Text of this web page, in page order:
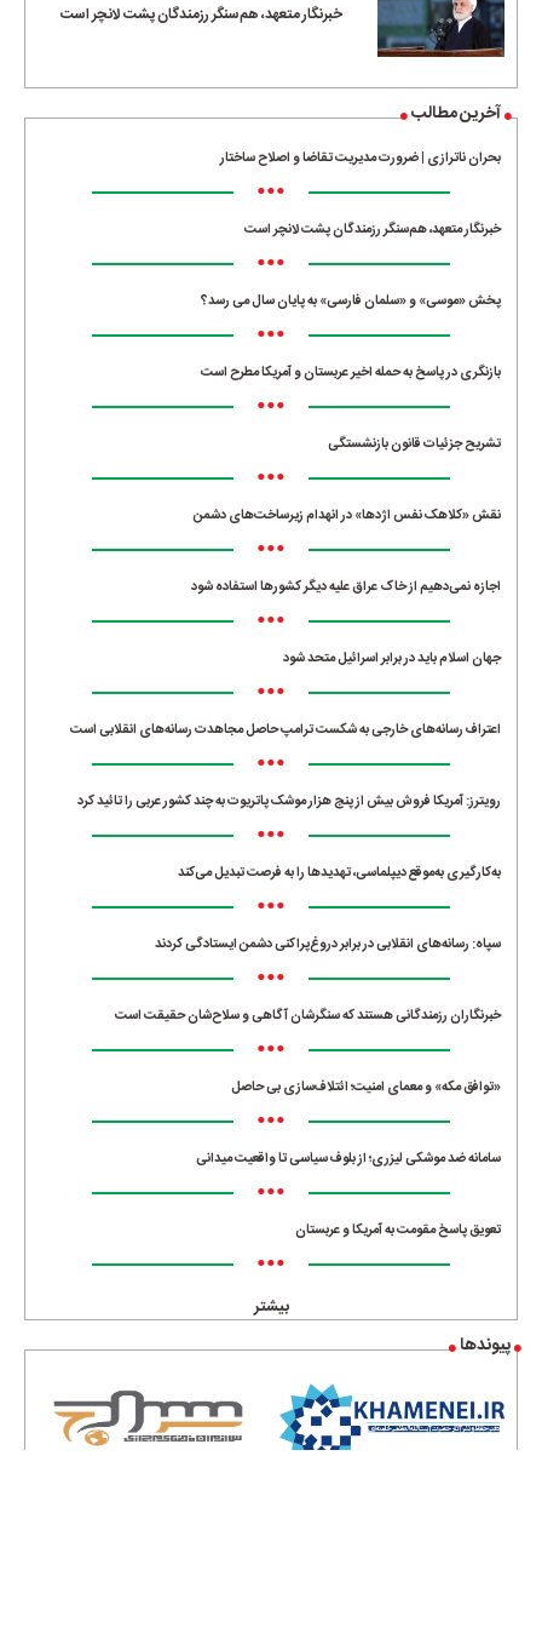
خبرنگار متعهد، هم‌سنگر رزمندگان پشت لانچر است
آخرین مطالب
بحران ناترازی | ضرورت مدیریت تقاضا و اصلاح ساختار
•••
خبرنگار متعهد، هم‌سنگر رزمندگان پشت لانچر است
•••
پخش «موسی» و «سلمان فارسی» به پایان سال می رسد؟
•••
بازنگری در پاسخ به حمله اخیر عربستان و آمریکا مطرح است
•••
تشریح جزئیات قانون بازنشستگی
•••
نقش «کلاهک نفس اژدها» در انهدام زیرساخت‌های دشمن
•••
اجازه نمی‌دهیم از خاک عراق علیه دیگر کشورها استفاده شود
•••
جهان اسلام باید در برابر اسرائیل متحد شود
•••
اعتراف رسانه‌های خارجی به شکست ترامپ حاصل مجاهدت رسانه‌های انقلابی است
•••
رویترز: آمریکا فروش بیش از پنج هزار موشک پاتریوت به چند کشور عربی را تائید کرد
•••
به‌کارگیری به‌موقع دیپلماسی، تهدیدها را به فرصت تبدیل می‌کند
•••
سپاه: رسانه‌های انقلابی در برابر دروغ‌پراکنی دشمن ایستادگی کردند
•••
خبرنگاران رزمندگانی هستند که سنگرشان آگاهی و سلاح‌شان حقیقت است
•••
«توافق مکه» و معمای امنیت؛ ائتلاف‌سازی بی حاصل
•••
سامانه ضد موشکی لیزری؛ از بلوف سیاسی تا واقعیت میدانی
•••
تعویق پاسخ مقومت به آمریکا و عربستان
•••
بیشتر
پیوندها